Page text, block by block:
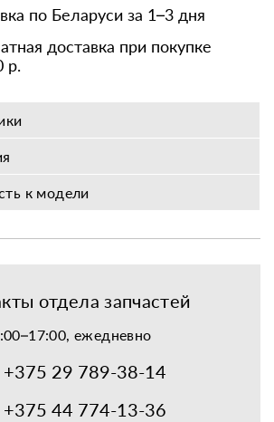
по Беларуси за 1–3 дня
доставка при покупке
р.
к модели
отдела запчастей
ежедневно
+375 29 789-38-14
+375 44 774-13-36